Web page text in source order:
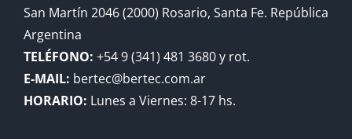
San Martín 2046 (2000) Rosario, Santa Fe. República
Argentina
TELÉFONO: +54 9 (341) 481 3680 y rot.
E-MAIL: bertec@bertec.com.ar
HORARIO: Lunes a Viernes: 8-17 hs.